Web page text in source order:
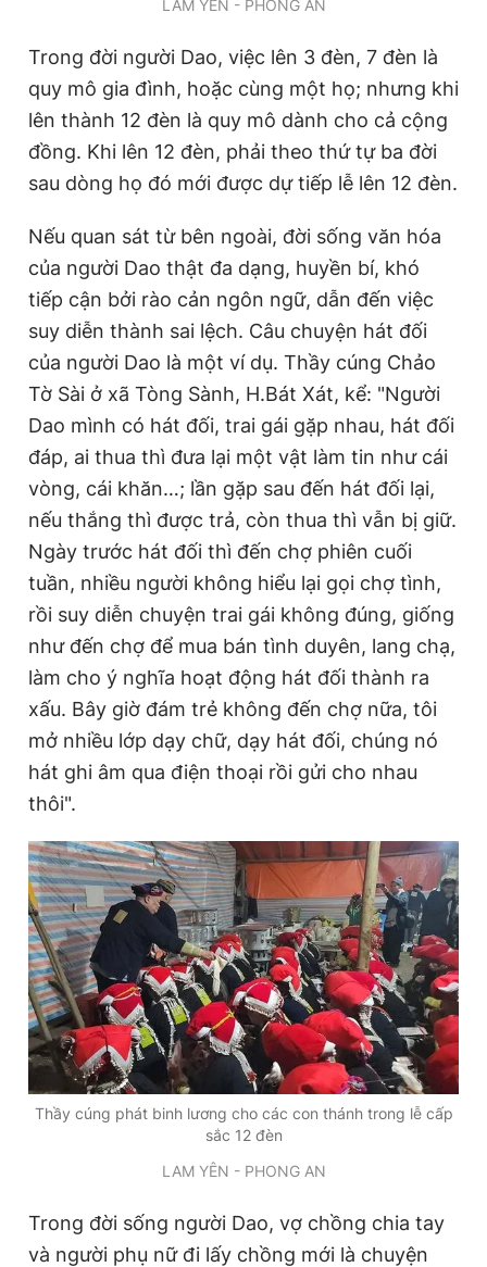
LAM YÊN - PHONG AN
Trong đời người Dao, việc lên 3 đèn, 7 đèn là
quy mô gia đình, hoặc cùng một họ; nhưng khi
lên thành 12 đèn là quy mô dành cho cả cộng
đồng. Khi lên 12 đèn, phải theo thứ tự ba đời
sau dòng họ đó mới được dự tiếp lễ lên 12 đèn.
Nếu quan sát từ bên ngoài, đời sống văn hóa
của người Dao thật đa dạng, huyền bí, khó
tiếp cận bởi rào cản ngôn ngữ, dẫn đến việc
suy diễn thành sai lệch. Câu chuyện hát đối
của người Dao là một ví dụ. Thầy cúng Chảo
Tờ Sài ở xã Tòng Sành, H.Bát Xát, kể: "Người
Dao mình có hát đối, trai gái gặp nhau, hát đối
đáp, ai thua thì đưa lại một vật làm tin như cái
vòng, cái khăn…; lần gặp sau đến hát đối lại,
nếu thắng thì được trả, còn thua thì vẫn bị giữ.
Ngày trước hát đối thì đến chợ phiên cuối
tuần, nhiều người không hiểu lại gọi chợ tình,
rồi suy diễn chuyện trai gái không đúng, giống
như đến chợ để mua bán tình duyên, lang chạ,
làm cho ý nghĩa hoạt động hát đối thành ra
xấu. Bây giờ đám trẻ không đến chợ nữa, tôi
mở nhiều lớp dạy chữ, dạy hát đối, chúng nó
hát ghi âm qua điện thoại rồi gửi cho nhau
thôi".
Thầy cúng phát binh lương cho các con thánh trong lễ cấp
sắc 12 đèn
LAM YÊN - PHONG AN
Trong đời sống người Dao, vợ chồng chia tay
và người phụ nữ đi lấy chồng mới là chuyện